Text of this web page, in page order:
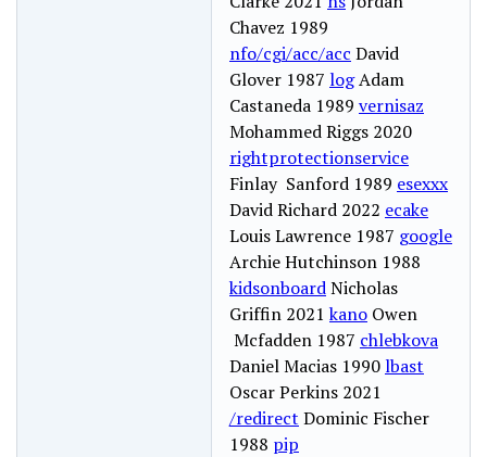
Chavez 1989
nfo/cgi/acc/acc David
Glover 1987 logAdam
Castaneda 1989 vernisaz
Mohammed Riggs 2020
rightprotectionservice
Finlay Sanford 1989 esexxx
David Richard 2022 ecake
Louis Lawrence 1987 google
Archie Hutchinson 1988
kidsonboardNicholas
Griffin 2021kano Owen
Mcfadden 1987 chlebkova
Daniel Macias 1990lbast
Oscar Perkins 2021
/redirect Dominic Fischer
1988 pip